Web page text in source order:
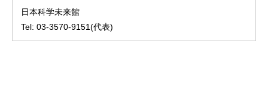
日本科学未来館
Tel: 03-3570-9151(代表)